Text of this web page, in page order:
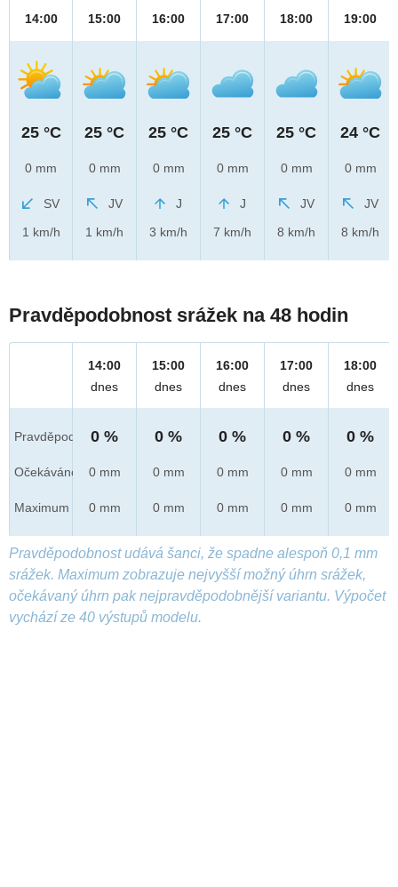
14:00
25 °C
0 mm
SV
1 km/h
15:00
25 °C
0 mm
JV
1 km/h
16:00
25 °C
0 mm
J
3 km/h
17:00
25 °C
0 mm
J
7 km/h
18:00
25 °C
0 mm
JV
8 km/h
19:00
24 °C
0 mm
JV
8 km/h
Pravděpodobnost srážek na 48 hodin
Pravděpod.
Očekáváno
Maximum
14:00
dnes
0 %
0 mm
0 mm
15:00
dnes
0 %
0 mm
0 mm
16:00
dnes
0 %
0 mm
0 mm
17:00
dnes
0 %
0 mm
0 mm
18:00
dnes
0 %
0 mm
0 mm
Pravděpodobnost udává šanci, že spadne alespoň 0,1 mm
srážek. Maximum zobrazuje nejvyšší možný úhrn srážek,
očekávaný úhrn pak nejpravděpodobnější variantu. Výpočet
vychází ze 40 výstupů modelu.